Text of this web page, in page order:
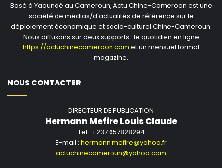
Basé à Yaoundé au Cameroun, Actu Chine-Cameroon est une
société de médias/d'actualités de référence sur le
déploiement économique et socio-culturel Chine-Cameroun.
Nous diffusons sur deux supports : le quotidien en ligne
https://actuchinecameroon.com et un mensuel format
magazine.
NOUS CONTACTER
DIRECTEUR DE PUBLICATION
Hermann Mefire Louis Claude
Tel : +237 657828294
E-mail : hermann.mefire@yahoo.fr
actuchinecameroun@yahoo.com